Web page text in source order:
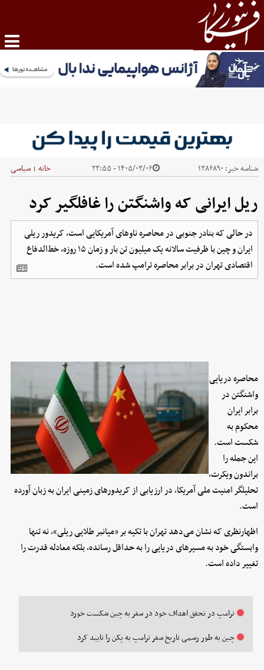
شناسه خبر: ۱۳۸۶۸۹۰ ۱۴۰۵/۰۳/۰۶ - ۲۳:۵۵ خانه | سیاسی
ریل ایرانی که واشنگتن را غافلگیر کرد
در حالی که بنادر جنوبی در محاصره ناوهای آمریکایی است، کریدور ریلی
ایران و چین با ظرفیت سالانه یک میلیون تن بار و زمان ۱۵ روزه، خط‌الدفاع
اقتصادی تهران در برابر محاصره ترامپ شده است.
محاصره دریایی
واشنگتن در
برابر ایران
محکوم به
شکست است.
این جمله را
براندون ویکرت،
تحلیلگر امنیت ملی آمریکا، در ارزیابی از کریدورهای زمینی ایران به زبان آورده
است.
اظهارنظری که نشان می‌دهد تهران با تکیه بر «میانبر طلایی ریلی»، نه تنها
وابستگی خود به مسیرهای دریایی را به حداقل رسانده، بلکه معادله قدرت را
تغییر داده است.
ترامپ در تحقق اهداف خود در سفر به چین شکست خورد
چین به طور رسمی تاریخ سفر ترامپ به پکن را تایید کرد